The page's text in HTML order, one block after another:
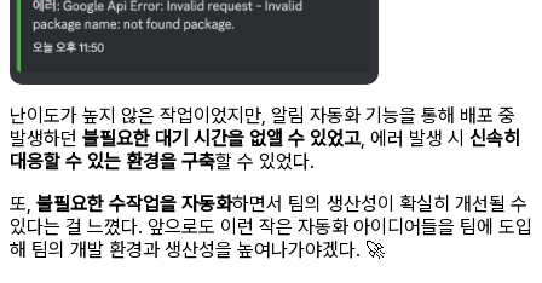
난이도가 높지 않은 작업이었지만, 알림 자동화 기능을 통해 배포 중
발생하던 불필요한 대기 시간을 없앨 수 있었고, 에러 발생 시 신속히
대응할 수 있는 환경을 구축할 수 있었다.
또, 불필요한 수작업을 자동화하면서 팀의 생산성이 확실히 개선될 수
있다는 걸 느꼈다. 앞으로도 이런 작은 자동화 아이디어들을 팀에 도입
해 팀의 개발 환경과 생산성을 높여나가야겠다. 🚀